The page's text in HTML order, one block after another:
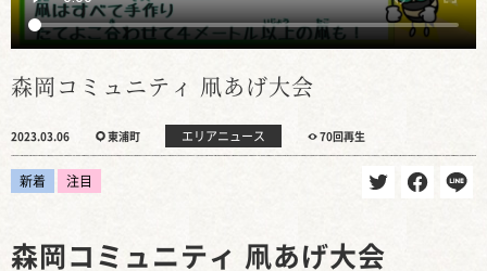
森岡コミュニティ 凧あげ大会
2023.03.06 東浦町 エリアニュース 70回再生
新着 注目
森岡コミュニティ 凧あげ大会